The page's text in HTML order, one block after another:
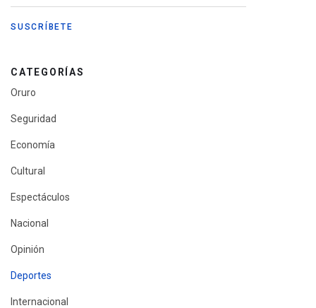
CATEGORÍAS
Oruro
Seguridad
Economía
Cultural
Espectáculos
Nacional
Opinión
Deportes
Internacional